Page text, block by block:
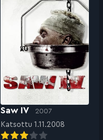
Saw IV 2007
Katsottu 1.11.2008